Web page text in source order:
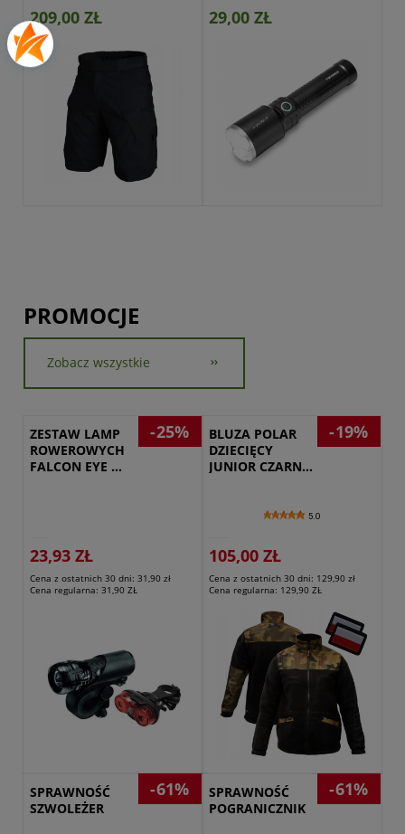
209,00 ZŁ 29,00 ZŁ
Przejdź do produktu
PROMOCJE
Zobacz wszystkie
ZESTAW LAMP
ROWEROWYCH
FALCON EYE
23,93 ZŁ
Cena z ostatnich 30 dni: 31,90 zł
Cena regularna: 31,90 ZŁ
-25%
BLUZA POLAR
DZIECIĘCY
JUNIOR CZARNY
5.0
105,00 ZŁ
Cena z ostatnich 30 dni: 129,90 zł
Cena regularna: 129,90 ZŁ
-19%
SPRAWNOŚĆ
SZWOLEŻER
-61%
SPRAWNOŚĆ
POGRANICZNIK
-61%